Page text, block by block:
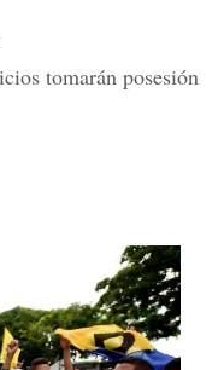
tomarán posesión